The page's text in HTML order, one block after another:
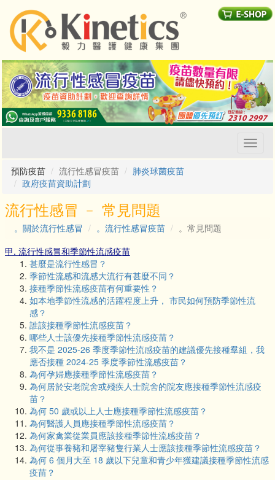
預防疫苗
流行性感冒疫苗
肺炎球菌疫苗
政府疫苗資助計劃
流行性感冒 ﹣ 常見問題
。關於流行性感冒 。流行性感冒疫苗
。常見問題
甲. 流行性感冒和季節性流感疫苗
甚麼是流行性感冒？
季節性流感和流感大流行有甚麼不同？
接種季節性流感疫苗有何重要性？
如本地季節性流感的活躍程度上升， 市民如何預防季節性流
感？
誰該接種季節性流感疫苗？
哪些人士該優先接種季節性流感疫苗？
我不是 2025-26 季度季節性流感疫苗的建議優先接種羣組，我
應否接種 2024-25 季度季節性流感疫苗？
為何孕婦應接種季節性流感疫苗？
為何居於安老院舍或殘疾人士院舍的院友應接種季節性流感疫
苗？
為何 50 歲或以上人士應接種季節性流感疫苗？
為何醫護人員應接種季節性流感疫苗？
為何家禽業從業員應該接種季節性流感疫苗？
為何從事養豬和屠宰豬隻行業人士應該接種季節性流感疫苗？
為何 6 個月大至 18 歲以下兒童和青少年獲建議接種季節性流感
疫苗？